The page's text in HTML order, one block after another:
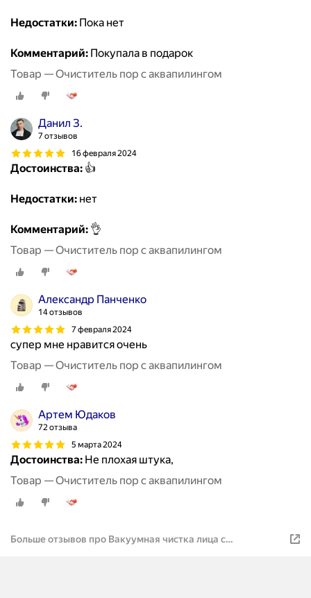
Недостатки: Пока нет
Комментарий: Покупала в подарок
Товар — Очиститель пор с аквапилингом
Данил З.
7 отзывов
16 февраля 2024
Достоинства: 👍
Недостатки: нет
Комментарий: 👌
Товар — Очиститель пор с аквапилингом
Александр Панченко
14 отзывов
7 февраля 2024
супер мне нравится очень
Товар — Очиститель пор с аквапилингом
Артем Юдаков
72 отзыва
5 марта 2024
Достоинства: Не плохая штука,
Товар — Очиститель пор с аквапилингом
Больше отзывов про Вакуумная чистка лица с